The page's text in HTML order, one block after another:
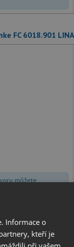
FC 6018.901
můžete
FC 6051.901
Informace o
kteří je